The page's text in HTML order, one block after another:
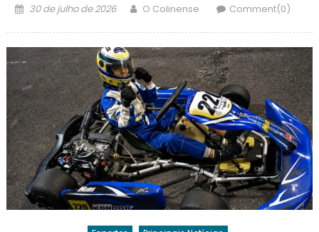
Posted
30 de julho de 2026 Author
O Colinense Comment(0)